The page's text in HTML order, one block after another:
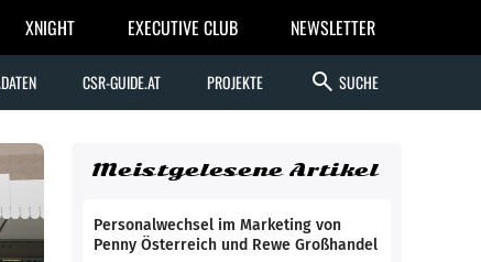
XNIGHT EXECUTIVE CLUB NEWSLETTER
CSR-GUIDE.AT PROJEKTE search SUCHE
Meistgelesene Artikel
Personalwechsel im Marketing von
Penny Österreich und Rewe Großhandel